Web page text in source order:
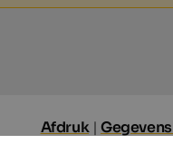
Afdruk|